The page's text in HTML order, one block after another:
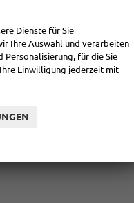
Dienste für Sie
Ihre Auswahl und verarbeiten
Personalisierung, für die Sie
Einwilligung jederzeit mit